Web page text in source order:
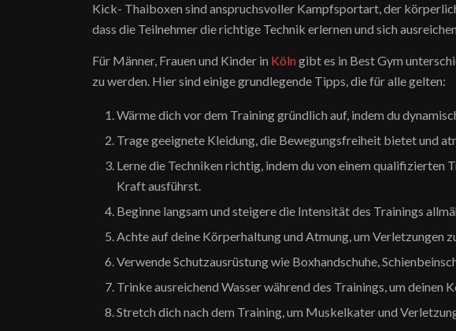
Kick- Thaiboxen sind anspruchsvoller Kampfsportart, der
dass die Teilnehmer die richtige Technik erlernen und sich
Für Männer, Frauen und Kinder in Kölngibt es in Best Gym
zu werden. Hier sind einige grundlegende Tipps, die für alle gelten:
Wärme dich vor dem Training gründlich auf, indem du
Trage geeignete Kleidung, die Bewegungsfreiheit bietet und
Lerne die Techniken richtig, indem du von einem
Kraft ausführst.
Beginne langsam und steigere die Intensität des Trainings
Achte auf deine Körperhaltung und Atmung, um Verletzungen
Verwende Schutzausrüstung wie Boxhandschuhe,
Trinke ausreichend Wasser während des Trainings, um deinen
Stretch dich nach dem Training, um Muskelkater und